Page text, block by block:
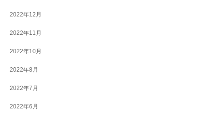
2022年12月
2022年11月
2022年10月
2022年8月
2022年7月
2022年6月